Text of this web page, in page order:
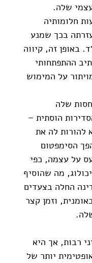
שלה.
חלומותיה
בכך שמנע
באופן זה, קיווה
ההתפתחותי
על המימוש
שלה
הוסתית –
להורות לה את
הסימפטום
על עצמה, כפי
מה שהוסיף
החלה בצעדים
וזמן קצר
רבות, אך היא
יותר של